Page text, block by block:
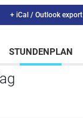
+ iCal / Outlook export
STUNDENPLAN